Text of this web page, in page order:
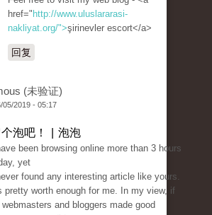
href=" http://www.uluslararasi-
nakliyat.org/">şirinevler escort</a>
回复
(未验证)
05/2019 - 05:17
个泡吧！ | 泡泡
been browsing online more than 3 hours
yet
found any interesting article like yours.
pretty worth enough for me. In my view, if
webmasters and bloggers made good